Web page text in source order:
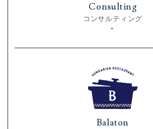
Consulting
コンサルティング
Balaton